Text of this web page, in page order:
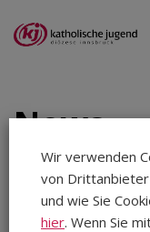
News
Wir verwenden
von
und wie Sie
hier. Wenn Sie